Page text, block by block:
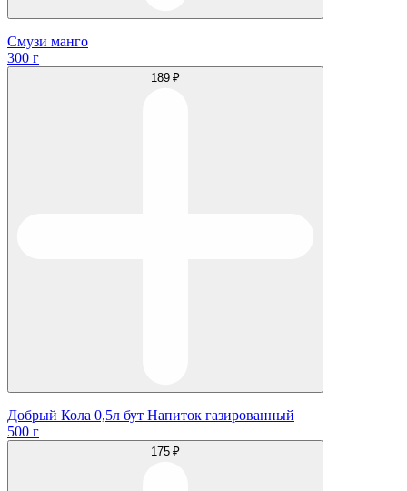
Смузи манго
300 г
189 ₽
Добрый Кола 0,5л бут Напиток газированный
500 г
175 ₽